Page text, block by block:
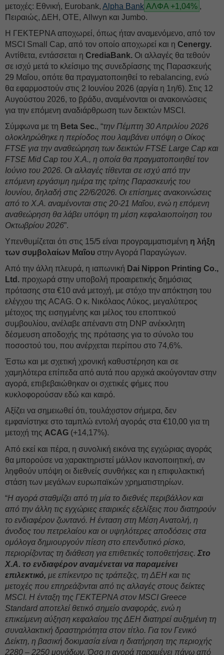
μετοχές: Εθνική, Eurobank, Alpha Bank ΑΛΦΑ +1,04% ,
Πειραιώς, ΔΕΗ, ΟΤΕ, Allwyn και Jumbo.
Η ΓΕΚΤΕΡΝΑ αποχωρεί, όπως ήταν αναμενόμενο, από τον
MSCI Small Cap, από τον οποίο αποχωρεί και η Cenergy.
Αντίθετα, εντάσσεται η CrediaBank. Οι αλλαγές θα τεθούν
σε ισχύ μετά το κλείσιμο της συνεδρίασης της Παρασκευής
29 Μαΐου, οπότε θα πραγματοποιηθεί το rebalancing, ενώ
θα εφαρμοστούν στις 2 Ιουνίου 2026 (αργία η 1η/6). Στις 12
Αυγούστου 2026, το βράδυ, αναμένονται οι ανακοινώσεις
για την επόμενη αναδιάρθρωση των δεικτών MSCI.
Σύμφωνα με τη Beta Sec., “την Πέμπτη 30 Απριλίου 2026
ολοκληρώθηκε η περίοδος που λαμβάνει υπόψη ο Οίκος
FTSE για την αναθεώρηση των δεικτών FTSE Large Cap και
FTSE Mid Cap του Χ.Α., η οποία θα πραγματοποιηθεί τον
Ιούνιο του 2026. Οι αλλαγές τίθενται σε ισχύ από την
επόμενη εργάσιμη ημέρα της τρίτης Παρασκευής του
Ιουνίου, δηλαδή στις 22/6/2026. Οι επίσημες ανακοινώσεις
από το Χ.Α. αναμένονται στις 20-21 Μαΐου, ενώ η επόμενη
αναθεώρηση θα λάβει υπόψη τη μέση κεφαλαιοποίηση του
Οκτωβρίου 2026”.
Υπενθυμίζεται ότι στις 15/5 είναι προγραμματισμένη η λήξη
των συμβολαίων Μαΐου στην Αγορά Παραγώγων.
Από την άλλη πλευρά, η ιαπωνική Dai Nippon Printing Co.,
Ltd. προχωρά στην υποβολή προαιρετικής δημόσιας
πρότασης στα €10 ανά μετοχή, με στόχο την απόκτηση του
ελέγχου της ACAG. Ο κ. Νικόλαος Λύκος, μεγαλύτερος
μέτοχος της εισηγμένης και μέλος του εποπτικού
συμβουλίου, ανέλαβε απέναντι στη DNP ανέκκλητη
δέσμευση αποδοχής της πρότασης για το σύνολο του
ποσοστού του, που ανέρχεται περίπου στο 74,6%.
Έστω και με σχετική χρονική καθυστέρηση και σε
χαμηλότερα επίπεδα από αυτά που αρχικά ακούγονταν στην
αγορά, επιβεβαιώθηκαν οι σχετικές φήμες που
κυκλοφορούσαν εδώ και καιρό.
Αξίζει να σημειωθεί ότι, τουλάχιστον σήμερα, δεν
εμφανίστηκε στο ταμπλώ εντολή αγοράς στα €10,00 για τη
μετοχή της ACAG (+14,17%).
Από εκεί και πέρα, η συνολική εικόνα της εγχώριας αγοράς
θα μπορούσε να χαρακτηριστεί μάλλον ικανοποιητική, αν
ληφθούν υπόψη οι διεθνείς συνθήκες και η επιφυλακτική
στάση των μεγάλων ευρωπαϊκών χρηματιστηρίων.
“Η αγορά σταθμίζει από τη μία το διεθνές περιβάλλον και
από την άλλη τις εγχώριες εταιρικές εξελίξεις που διατηρούν
το ενδιαφέρον ζωντανό. Η ένταση στη Μέση Ανατολή, η
άνοδος του πετρελαίου και οι υψηλότερες αποδόσεις στα
ομόλογα δημιουργούν πίεση στο επενδυτικό ρίσκο,
περιορίζοντας τη διάθεση για επιθετικές τοποθετήσεις. Στο
Χ.Α. το ενδιαφέρον αναμένεται να παραμείνει
επιλεκτικό, με επίκεντρο τις τράπεζες, τη ΔΕΗ και τις
μετοχές που επηρεάζονται από τις αλλαγές στους δείκτες
MSCI. Η ένταξη της ΓΕΚΤΕΡΝΑ στον MSCI Greece
Standard αποτελεί θετικό σημείο αναφοράς, ενώ η
επικείμενη αύξηση κεφαλαίου της ΔΕΗ διατηρεί αυξημένη τη
συναλλακτική δραστηριότητα στον τίτλο. Για τον Γενικό
Δείκτη, η βασική δοκιμασία είναι η διατήρηση της περιοχής
2280 – 2250 μονάδων. Όσο η αγορά παραμένει πάνω από